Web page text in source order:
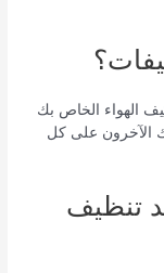
الهواء الخاص بك
الآخرون على كل
تنظيف